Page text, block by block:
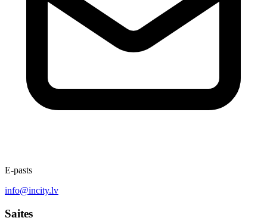
E-pasts
info@incity.lv
Saites